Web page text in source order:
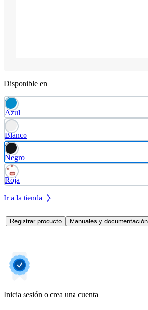
Disponible en
Azul
Blanco
Negro
Roja
Ir a la tienda
Registrar producto Manuales y documentación
Inicia sesión o crea una cuenta